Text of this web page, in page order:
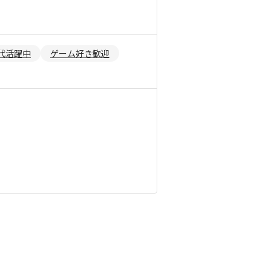
活躍中
ゲーム好き歓迎